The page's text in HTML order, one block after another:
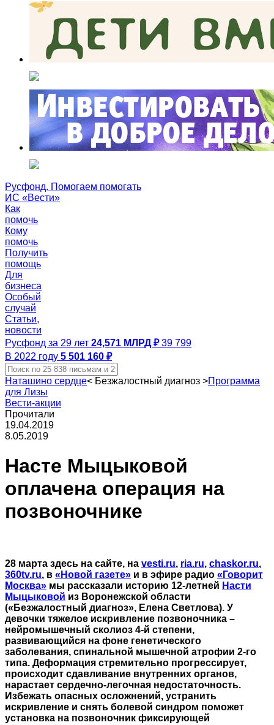
Русфонд. Помогаем помогать
ИС «Вести»
Как
помочь
Кому
помочь
Получить
помощь
Для
бизнеса
Особый
случай
Статьи,
новости
Русфонд за 29 лет 24,571 МЛРД ₽ 39 799
В 2022 году 5 501 160 ₽
Наташино сердце< Безжалостный диагноз >Программа
для Лизы
Вести-акции
Прочитали
19.04.2019
8.05.2019
Насте Мыцыковой
оплачена операция на
позвоночнике
28 марта здесь на сайте, на vesti.ru, ria.ru, chaskor.ru,
360tv.ru, в «Новой газете» и в эфире радио «Говорит
Москва» мы рассказали историю 12-летней Насти
Мыцыковой из Воронежской области
(«Безжалостный диагноз», Елена Светлова). У
девочки тяжелое искривление позвоночника –
нейромышечный сколиоз 4-й степени,
развивающийся на фоне генетического
заболевания, спинальной мышечной атрофии 2-го
типа. Деформация стремительно прогрессирует,
происходит сдавливание внутренних органов,
нарастает сердечно-легочная недостаточность.
Избежать опасных осложнений, устранить
искривление и снять болевой синдром поможет
установка на позвоночник фиксирующей